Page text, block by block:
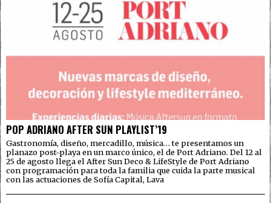
POP ADRIANO AFTER SUN PLAYLIST’19
Gastronomía, diseño, mercadillo, música… te presentamos un
planazo post-playa en un marco único, el de Port Adriano. Del 12 al
25 de agosto llega el After Sun Deco & LifeStyle de Port Adriano
con programación para toda la familia que cuida la parte musical
con las actuaciones de Sofía Capital, Lava